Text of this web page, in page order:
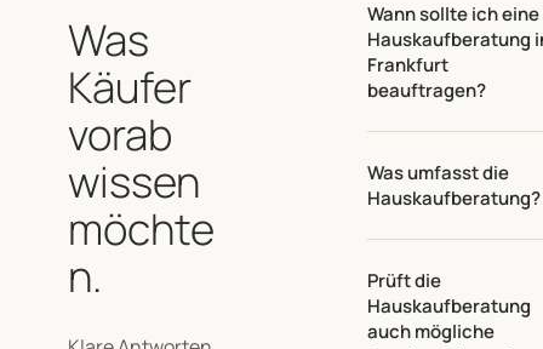
Was
Käufer
vorab
wissen
möchte
n.
Wann sollte ich eine
Hauskaufberatung
Frankfurt
beauftragen?
Was umfasst die
Hauskaufberatung?
Prüft die
Hauskaufberatung
auch mögliche